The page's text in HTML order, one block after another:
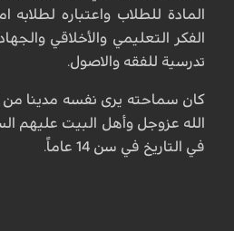
المادة للطلاب واعتباره لطلابه
الفكر التعليمي والأخلاقي
تدرسية للفقه والاصول.
كان سماحته يرى نفسه مدينا من
الله عزوجل وأهل البيت عليهم
في التاريخ في سن 14 عاماً.